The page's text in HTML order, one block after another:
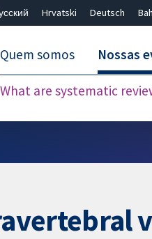
Hrvatski Deutsch
Quem somos Nossas
What are systematic